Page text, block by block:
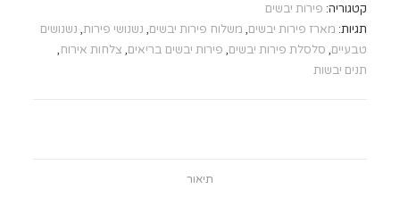
קטגוריה: פירות יבשים
תגיות: מארז פירות יבשים, משלוח פירות יבשים, נשנושי פירות, נשנושים
טבעיים, סלסלת פירות יבשים, פירות יבשים בריאים, צלחות אירוח,
תנים יבשות
תיאור